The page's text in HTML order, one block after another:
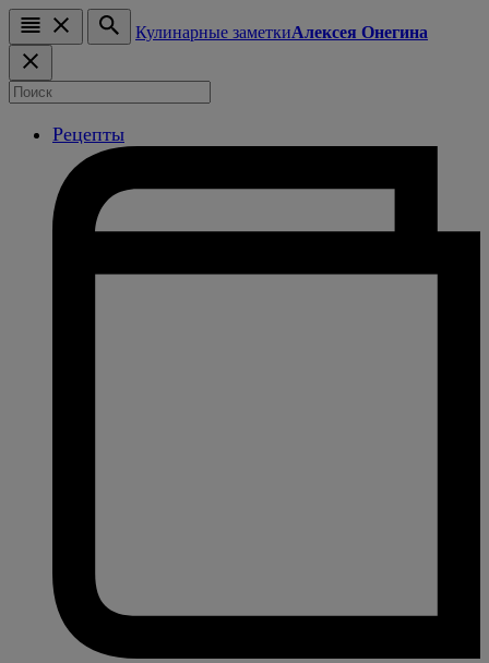
Кулинарные заметкиАлексея Онегина
Рецепты